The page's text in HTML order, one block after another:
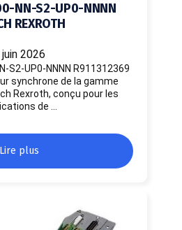
NN-S2-UP0-NNNN
REXROTH
juin 2026
S2-UP0-NNNN R911312369
synchrone de la gamme
Rexroth, conçu pour les
de …
Lire plus